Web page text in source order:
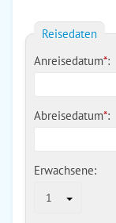
Reisedaten
Anreisedatum*:
Abreisedatum*:
Erwachsene:
1